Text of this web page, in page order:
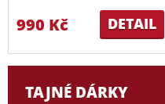
DETAIL
990 Kč
TAJNÉ DÁRKY